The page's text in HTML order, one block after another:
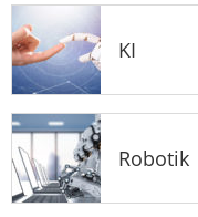
KI
Robotik